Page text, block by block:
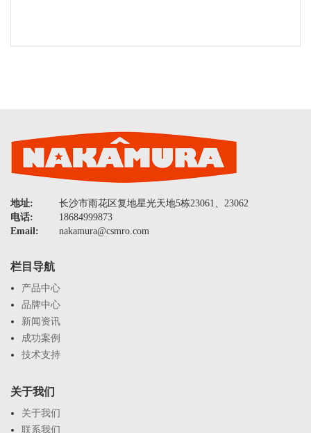
地址:
长沙市雨花区复地星光天地5栋23061、23062
电话:
18684999873
Email:
nakamura@csmro.com
栏目导航
产品中心
品牌中心
新闻资讯
成功案例
技术支持
关于我们
关于我们
联系我们